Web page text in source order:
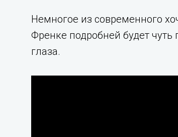
Немногое из современного
Френке подробней будет
глаза.